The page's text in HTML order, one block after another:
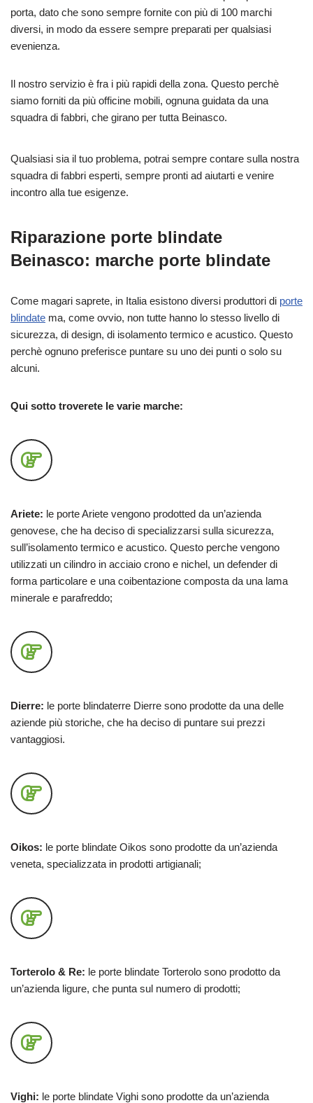
porta, dato che sono sempre fornite con più di 100 marchi
diversi, in modo da essere sempre preparati per qualsiasi
evenienza.
Il nostro servizio è fra i più rapidi della zona. Questo perchè
siamo forniti da più officine mobili, ognuna guidata da una
squadra di fabbri, che girano per tutta Beinasco.
Qualsiasi sia il tuo problema, potrai sempre contare sulla nostra
squadra di fabbri esperti, sempre pronti ad aiutarti e venire
incontro alla tue esigenze.
Riparazione porte blindate
Beinasco: marche porte blindate
Come magari saprete, in Italia esistono diversi produttori di porte
blindate ma, come ovvio, non tutte hanno lo stesso livello di
sicurezza, di design, di isolamento termico e acustico. Questo
perchè ognuno preferisce puntare su uno dei punti o solo su
alcuni.
Qui sotto troverete le varie marche:
Ariete: le porte Ariete vengono prodotted da un’azienda
genovese, che ha deciso di specializzarsi sulla sicurezza,
sull’isolamento termico e acustico. Questo perche vengono
utilizzati un cilindro in acciaio crono e nichel, un defender di
forma particolare e una coibentazione composta da una lama
minerale e parafreddo;
Dierre: le porte blindaterre Dierre sono prodotte da una delle
aziende più storiche, che ha deciso di puntare sui prezzi
vantaggiosi.
Oikos: le porte blindate Oikos sono prodotte da un’azienda
veneta, specializzata in prodotti artigianali;
Torterolo & Re: le porte blindate Torterolo sono prodotto da
un’azienda ligure, che punta sul numero di prodotti;
Vighi: le porte blindate Vighi sono prodotte da un’azienda